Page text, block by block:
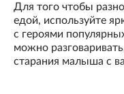
Для того чтобы
едой, используйте
с героями
можно
старания малыша с